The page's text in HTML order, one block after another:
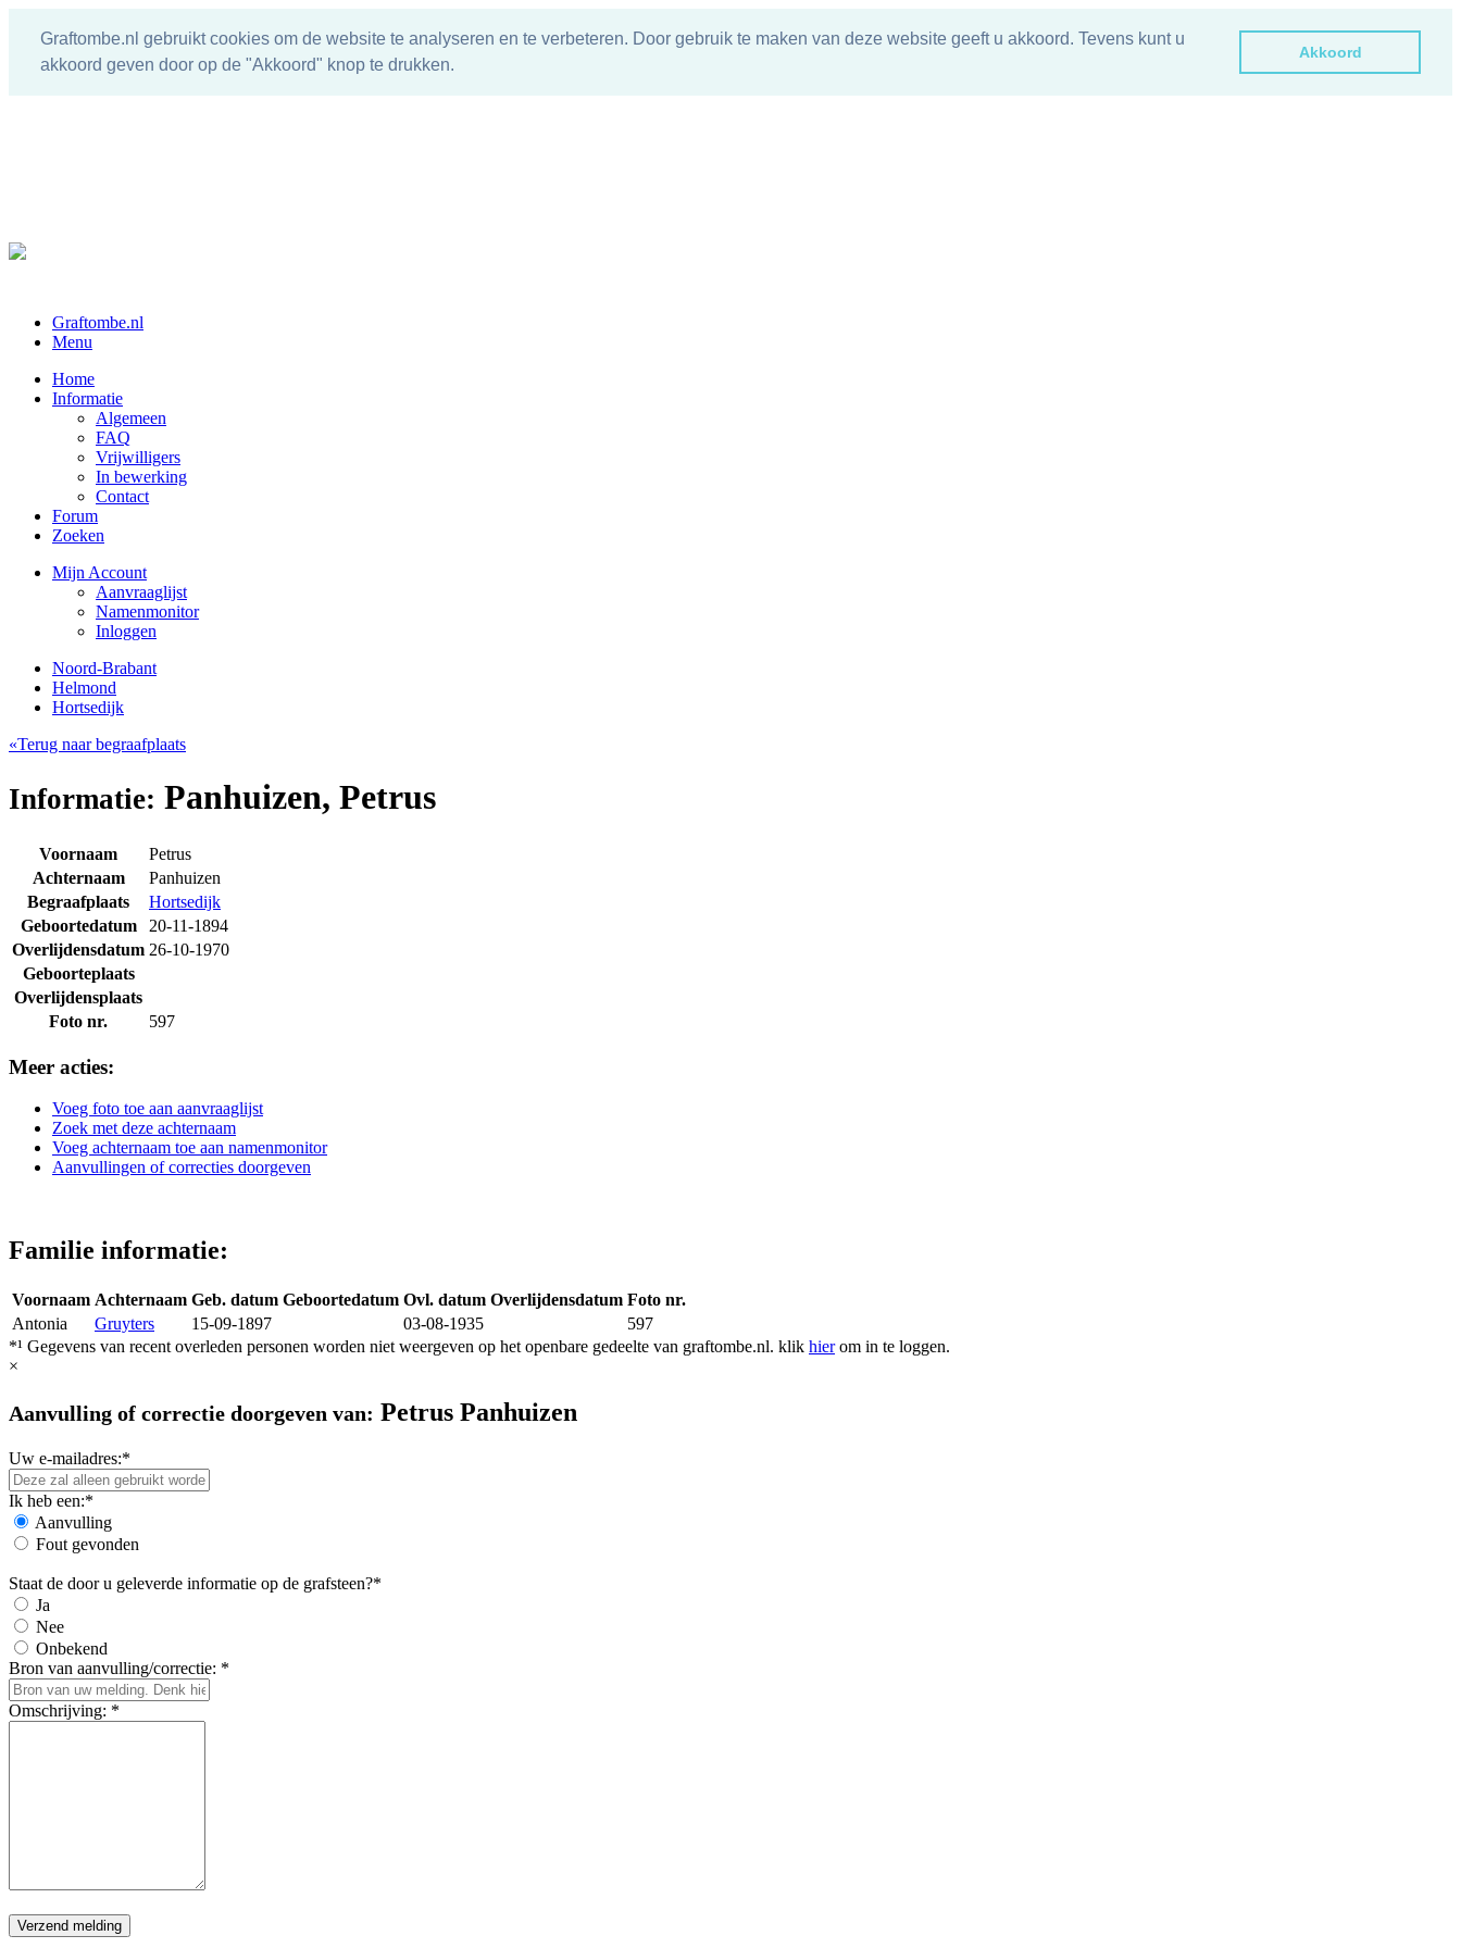
Graftombe.nl gebruikt cookies om de website te analyseren en te verbeteren. Door gebruik te maken van deze website geeft u akkoord. Tevens kunt u
akkoord geven door op de "Akkoord" knop te drukken.
Akkoord
Graftombe.nl
Menu
Home
Informatie
Algemeen
FAQ
Vrijwilligers
In bewerking
Contact
Forum
Zoeken
Mijn Account
Aanvraaglijst
Namenmonitor
Inloggen
Noord-Brabant
Helmond
Hortsedijk
«Terug naar begraafplaats
Informatie: Panhuizen, Petrus
Voornaam
Petrus
Achternaam
Panhuizen
Begraafplaats
Hortsedijk
Geboortedatum
20-11-1894
Overlijdensdatum 26-10-1970
Geboorteplaats
Overlijdensplaats
Foto nr.
597
Meer acties:
Voeg foto toe aan aanvraaglijst
Zoek met deze achternaam
Voeg achternaam toe aan namenmonitor
Aanvullingen of correcties doorgeven
Familie informatie:
Voornaam Achternaam Geb. datum Geboortedatum Ovl. datum Overlijdensdatum Foto nr.
Antonia
Gruyters 15-09-1897 03-08-1935
597
*¹ Gegevens van recent overleden personen worden niet weergeven op het openbare gedeelte van graftombe.nl. klik hierom in te loggen.
×
Aanvulling of correctie doorgeven van: Petrus Panhuizen
Uw e-mailadres:*
Ik heb een:*
Aanvulling
Fout gevonden
Staat de door u geleverde informatie op de grafsteen?*
Ja
Nee
Onbekend
Bron van aanvulling/correctie: *
Omschrijving: *